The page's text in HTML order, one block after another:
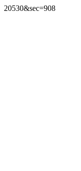
20530&sec=908